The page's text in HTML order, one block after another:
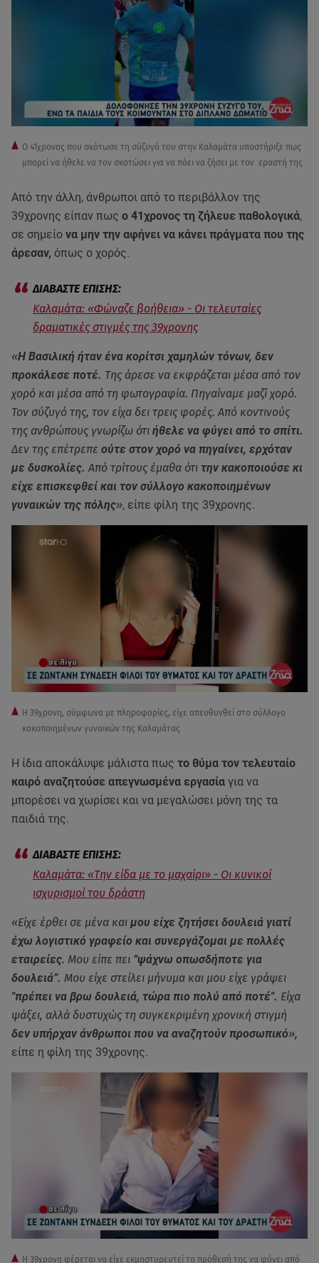
O 41χρονος που σκότωσε τη σύζυγό του στην Καλαμάτα υποστήριξε πως
μπορεί να ήθελε να τον σκοτώσει για να πάει να ζήσει με τον εραστή της
Από την άλλη, άνθρωποι από το περιβάλλον της
39χρονης είπαν πως ο 41χρονος τη ζήλευε παθολογικά,
σε σημείο να μην την αφήνει να κάνει πράγματα που της
άρεσαν, όπως ο χορός.
Καλαμάτα: «Φώναζε βοήθεια» - Oι τελευταίες
δραματικές στιγμές της 39χρονης
«Η Βασιλική ήταν ένα κορίτσι χαμηλών τόνων, δεν
προκάλεσε ποτέ. Της άρεσε να εκφράζεται μέσα από τον
χορό και μέσα από τη φωτογραφία. Πηγαίναμε μαζί χορό.
Τον σύζυγό της, τον είχα δει τρεις φορές. Από κοντινούς
της ανθρώπους γνωρίζω ότι ήθελε να φύγει από το σπίτι.
Δεν της επέτρεπε ούτε στον χορό να πηγαίνει, ερχόταν
με δυσκολίες. Από τρίτους έμαθα ότι την κακοποιούσε κι
είχε επισκεφθεί και τον σύλλογο κακοποιημένων
γυναικών της πόλης», είπε φίλη της 39χρονης.
Η 39χρονη, σύμφωνα με πληροφορίες, είχε απευθυνθεί στο σύλλογο
κακοποιημένων γυναικών της Καλαμάτας
Η ίδια αποκάλυψε μάλιστα πως το θύμα τον τελευταίο
καιρό αναζητούσε απεγνωσμένα εργασία για να
μπορέσει να χωρίσει και να μεγαλώσει μόνη της τα
παιδιά της.
Καλαμάτα: «Την είδα με το μαχαίρι» - Οι κυνικοί
ισχυρισμοί του δράστη
«Είχε έρθει σε μένα και μου είχε ζητήσει δουλειά γιατί
έχω λογιστικό γραφείο και συνεργάζομαι με πολλές
εταιρείες. Μου είπε πει “ψάχνω οπωσδήποτε για
δουλειά”. Μου είχε στείλει μήνυμα και μου είχε γράψει
"πρέπει να βρω δουλειά, τώρα πιο πολύ από ποτέ". Είχα
ψάξει, αλλά δυστυχώς τη συγκεκριμένη χρονική στιγμή
δεν υπήρχαν άνθρωποι που να αναζητούν προσωπικό»,
είπε η φίλη της 39χρονης.
Η 39χρονη φέρεται να είχε εκμηστυρευτεί τη πρόθεσή της να φύγει από